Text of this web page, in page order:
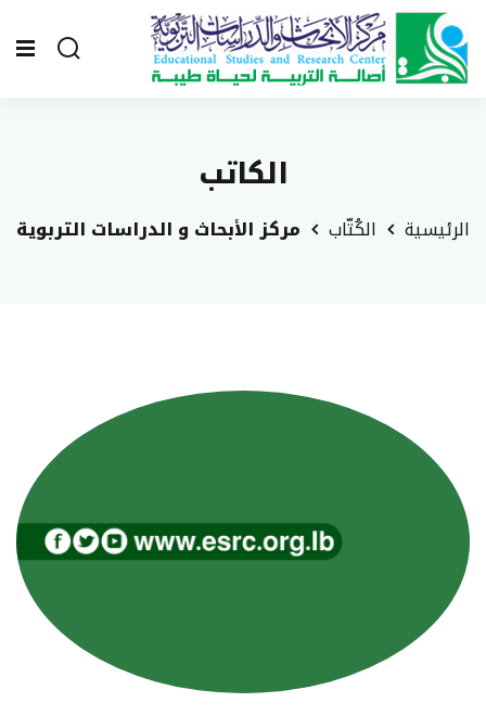
الكاتب
الرئيسية الكُتّاب مركز الأبحاث و الدراسات التربوية